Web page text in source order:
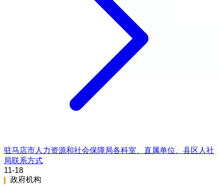
驻马店市人力资源和社会保障局各科室、直属单位、县区人社
局联系方式
11-18
政府机构